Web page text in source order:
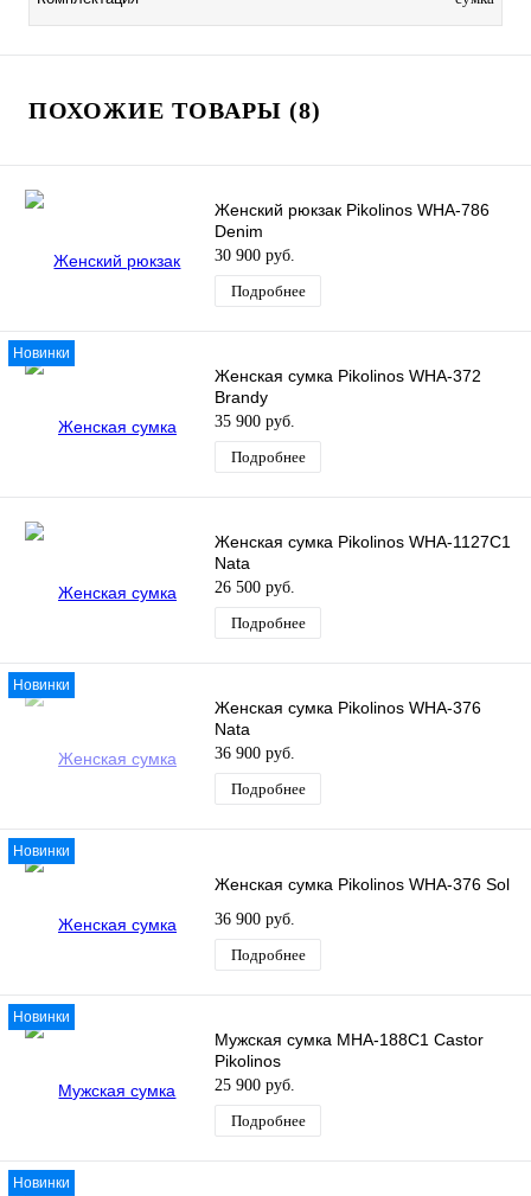
ПОХОЖИЕ ТОВАРЫ (8)
Женский рюкзак Pikolinos WHA-786
Denim
30 900 руб.
Подробнее
Новинки
Женская сумка Pikolinos WHA-372
Brandy
35 900 руб.
Подробнее
Женская сумка Pikolinos WHA-1127C1
Nata
26 500 руб.
Подробнее
Новинки
Женская сумка Pikolinos WHA-376
Nata
36 900 руб.
Подробнее
Новинки
Женская сумка Pikolinos WHA-376 Sol
36 900 руб.
Подробнее
Новинки
Мужская сумка MHA-188C1 Castor
Pikolinos
25 900 руб.
Подробнее
Новинки